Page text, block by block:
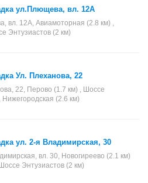
ул.Плющева, вл. 12А
вл. 12А, Авиамоторная (2.8 км) ,
Энтузиастов (2 км)
Ул. Плеханова, 22
22, Перово (1.7 км) , Шоссе
Нижегородская (2.6 км)
ул. 2-я Владимирская, 30
вл. 30, Новогиреево (2.1 км)
Энтузиастов (2 км)